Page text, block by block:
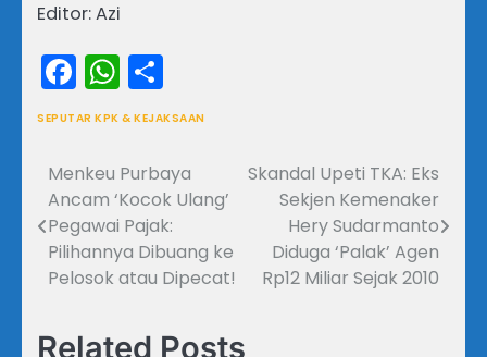
Editor: Azi
Facebook
WhatsApp
SEPUTAR KPK & KEJAKSAAN
Navigasi
pos
Menkeu Purbaya
Ancam ‘Kocok Ulang’
Pegawai Pajak:
Pilihannya Dibuang ke
Pelosok atau Dipecat!
Skandal Upeti TKA: Eks
Sekjen Kemenaker
Hery Sudarmanto
Diduga ‘Palak’ Agen
Rp12 Miliar Sejak 2010
Related Posts